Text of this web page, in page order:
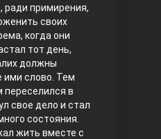
ради примирения,
своих
когда они
тот день,
должны
ими слово. Тем
в
свое дело и стал
состояния.
жить вместе с